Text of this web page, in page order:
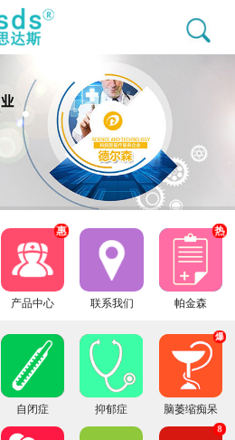
产品中心
惠
联系我们 帕金森
热
自闭症 抑郁症 脑萎缩痴呆
爆
8